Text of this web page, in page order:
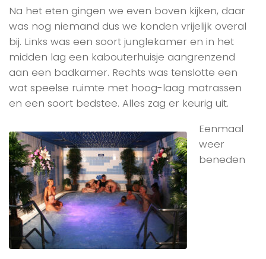
Na het eten gingen we even boven kijken, daar
was nog niemand dus we konden vrijelijk overal
bij. Links was een soort junglekamer en in het
midden lag een kabouterhuisje aangrenzend
aan een badkamer. Rechts was tenslotte een
wat speelse ruimte met hoog-laag matrassen
en een soort bedstee. Alles zag er keurig uit.
Eenmaal
weer
beneden